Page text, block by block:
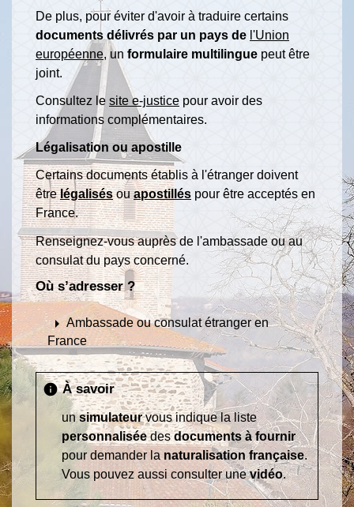
De plus, pour éviter d'avoir à traduire certains
documents délivrés par un pays de l'Union
européenne, un formulaire multilingue peut être
joint.
Consultez le site e-justice pour avoir des
informations complémentaires.
Légalisation ou apostille
Certains documents établis à l'étranger doivent
êtrelégalisésouapostillés pour être acceptés en
France.
Renseignez-vous auprès de l'ambassade ou au
consulat du pays concerné.
Où s’adresser ?
arrow_rightAmbassade ou consulat étranger en
France
infoÀ savoir
unsimulateurvous indique la liste
personnaliséedesdocuments à fournir
pour demander lanaturalisation française.
Vous pouvez aussi consulter unevidéo.